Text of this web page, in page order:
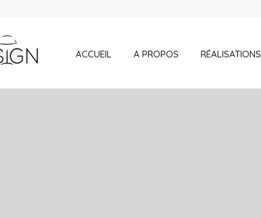
ACCUEIL A PROPOS RÉALISATIONS